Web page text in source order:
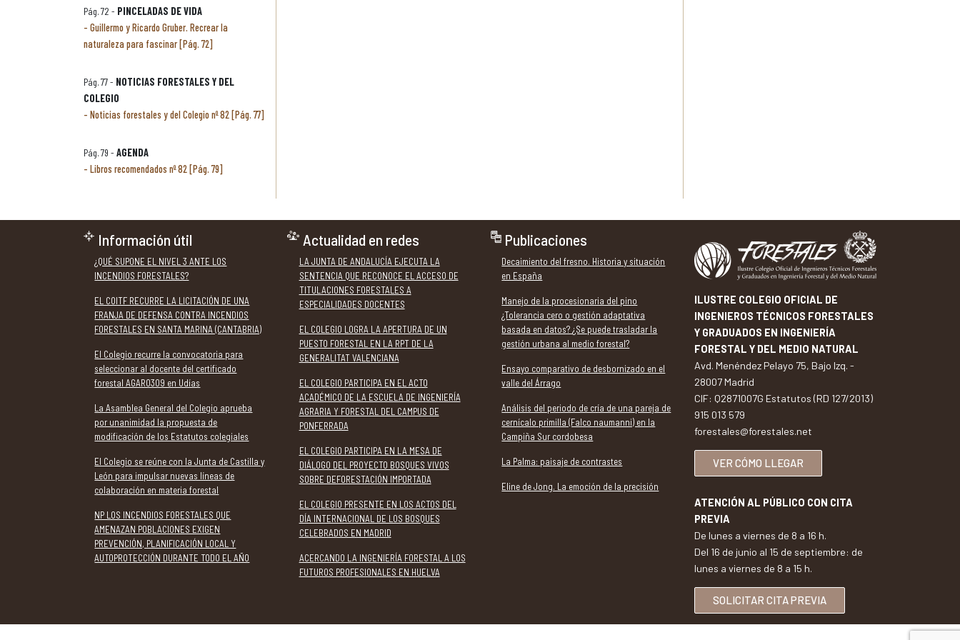
Pág. 72 - PINCELADAS DE VIDA
Guillermo y Ricardo Gruber. Recrear la
naturaleza para fascinar [Pág. 72]
Pág. 77 - NOTICIAS FORESTALES Y DEL
COLEGIO
Noticias forestales y del Colegio nº 82 [Pág. 77]
Pág. 79 - AGENDA
Libros recomendados nº 82 [Pág. 79]
Información útil
¿QUÉ SUPONE EL NIVEL 3 ANTE LOS
INCENDIOS FORESTALES?
EL COITF RECURRE LA LICITACIÓN DE UNA
FRANJA DE DEFENSA CONTRA INCENDIOS
FORESTALES EN SANTA MARINA (CANTABRIA)
El Colegio recurre la convocatoria para
seleccionar al docente del certificado
forestal AGAR0309 en Udías
La Asamblea General del Colegio aprueba
por unanimidad la propuesta de
modificación de los Estatutos colegiales
El Colegio se reúne con la Junta de Castilla y
León para impulsar nuevas líneas de
colaboración en materia forestal
NP LOS INCENDIOS FORESTALES QUE
AMENAZAN POBLACIONES EXIGEN
PREVENCIÓN, PLANIFICACIÓN LOCAL Y
AUTOPROTECCIÓN DURANTE TODO EL AÑO
Actualidad en redes
LA JUNTA DE ANDALUCÍA EJECUTA LA
SENTENCIA QUE RECONOCE EL ACCESO DE
TITULACIONES FORESTALES A
ESPECIALIDADES DOCENTES
EL COLEGIO LOGRA LA APERTURA DE UN
PUESTO FORESTAL EN LA RPT DE LA
GENERALITAT VALENCIANA
EL COLEGIO PARTICIPA EN EL ACTO
ACADÉMICO DE LA ESCUELA DE INGENIERÍA
AGRARIA Y FORESTAL DEL CAMPUS DE
PONFERRADA
EL COLEGIO PARTICIPA EN LA MESA DE
DIÁLOGO DEL PROYECTO BOSQUES VIVOS
SOBRE DEFORESTACIÓN IMPORTADA
EL COLEGIO PRESENTE EN LOS ACTOS DEL
DÍA INTERNACIONAL DE LOS BOSQUES
CELEBRADOS EN MADRID
ACERCANDO LA INGENIERÍA FORESTAL A LOS
FUTUROS PROFESIONALES EN HUELVA
Publicaciones
Decaimiento del fresno. Historia y situación
en España
Manejo de la procesionaria del pino
¿Tolerancia cero o gestión adaptativa
basada en datos? ¿Se puede trasladar la
gestión urbana al medio forestal?
Ensayo comparativo de desbornizado en el
valle del Árrago
Análisis del periodo de cría de una pareja de
cernícalo primilla (Falco naumanni) en la
Campiña Sur cordobesa
La Palma: paisaje de contrastes
Eline de Jong. La emoción de la precisión
ILUSTRE COLEGIO OFICIAL DE
INGENIEROS TÉCNICOS FORESTALES
Y GRADUADOS EN INGENIERÍA
FORESTAL Y DEL MEDIO NATURAL
Avd. Menéndez Pelayo 75, Bajo Izq. -
28007 Madrid
CIF: Q2871007G Estatutos (RD 127/2013)
915 013 579
forestales@forestales.net
VER CÓMO LLEGAR
ATENCIÓN AL PÚBLICO CON CITA
PREVIA
De lunes a viernes de 8 a 16 h.
Del 16 de junio al 15 de septiembre: de
lunes a viernes de 8 a 15 h.
SOLICITAR CITA PREVIA